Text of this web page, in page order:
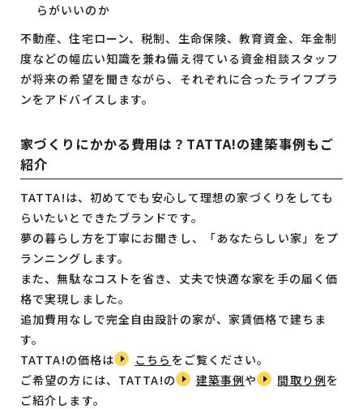
らがいいのか
不動産、住宅ローン、税制、生命保険、教育資金、年金制
度などの幅広い知識を兼ね備え得ている資金相談スタッフ
が将来の希望を聞きながら、それぞれに合ったライフプラ
ンをアドバイスします。
家づくりにかかる費用は？TATTA!の建築事例もご
紹介
TATTA!は、初めてでも安心して理想の家づくりをしても
らいたいとできたブランドです。
夢の暮らし方を丁寧にお聞きし、「あなたらしい家」をプ
ランニングします。
また、無駄なコストを省き、丈夫で快適な家を手の届く価
格で実現しました。
追加費用なしで完全自由設計の家が、家賃価格で建ちま
す。
TATTA!の価格は
こちら をご覧ください。
ご希望の方には、TATTA!の
建築事例や 間取り例を
ご紹介します。